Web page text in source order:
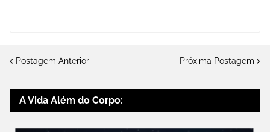
Postagem Anterior Próxima Postagem
A Vida Além do Corpo: